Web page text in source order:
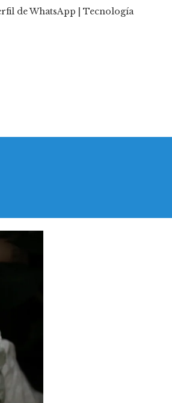
de WhatsApp | Tecnología